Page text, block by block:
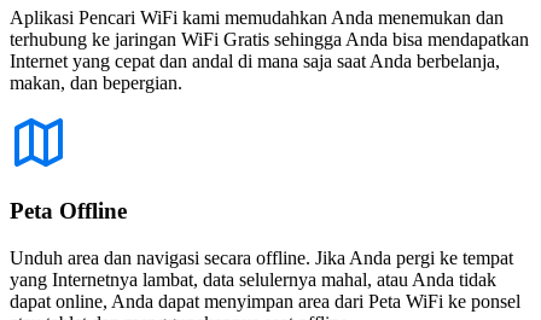
Aplikasi Pencari WiFi kami memudahkan Anda menemukan dan
terhubung ke jaringan WiFi Gratis sehingga Anda bisa mendapatkan
Internet yang cepat dan andal di mana saja saat Anda berbelanja,
makan, dan bepergian.
Peta Offline
Unduh area dan navigasi secara offline. Jika Anda pergi ke tempat
yang Internetnya lambat, data selulernya mahal, atau Anda tidak
dapat online, Anda dapat menyimpan area dari Peta WiFi ke ponsel